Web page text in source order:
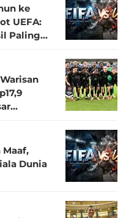
ke
UEFA:
Paling
Dunia